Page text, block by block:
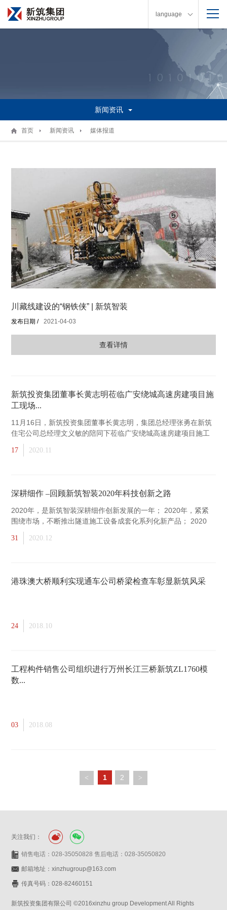
language
新闻资讯
首页 新闻资讯 媒体报道
川藏线建设的“钢铁侠” | 新筑智装
发布日期 / 2021-04-03
查看详情
新筑投资集团董事长黄志明莅临广安绕城高速房建项目施
工现场...
11月16日，新筑投资集团董事长黄志明，集团总经理张勇在新筑
住宅公司总经理文义敏的陪同下莅临广安绕城高速房建项目施工
现场视察工作。新筑住宅公司派驻项目领导廖倪沛、项目副经理
袁康林等接待了董事长一行。
17 2020.11
深耕细作 –回顾新筑智装2020年科技创新之路
2020年，是新筑智装深耕细作创新发展的一年； 2020年，紧紧
围绕市场，不断推出隧道施工设备成套化系列化新产品； 2020
年，技术开拓创新，信息化智能化技术创新和应用迈上新台阶。
31 2020.12
港珠澳大桥顺利实现通车公司桥梁检查车彰显新筑风采
24 2018.10
工程构件销售公司组织进行万州长江三桥新筑ZL1760模
数...
03 2018.08
< 1 2 >
关注我们：
销售电话：028-35050828 售后电话：028-35050820
邮箱地址：xinzhugroup@163.com
传真号码：028-82460151
新筑投资集团有限公司 ©2016xinzhu group Development All Rights